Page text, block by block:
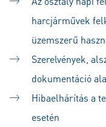
harcjárművek
üzemszerű
Szerelvények,
dokumentáció
Hibaelhárítás a
esetén